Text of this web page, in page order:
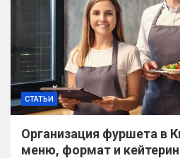
СТАТЬИ
Организация фуршета в
меню, формат и